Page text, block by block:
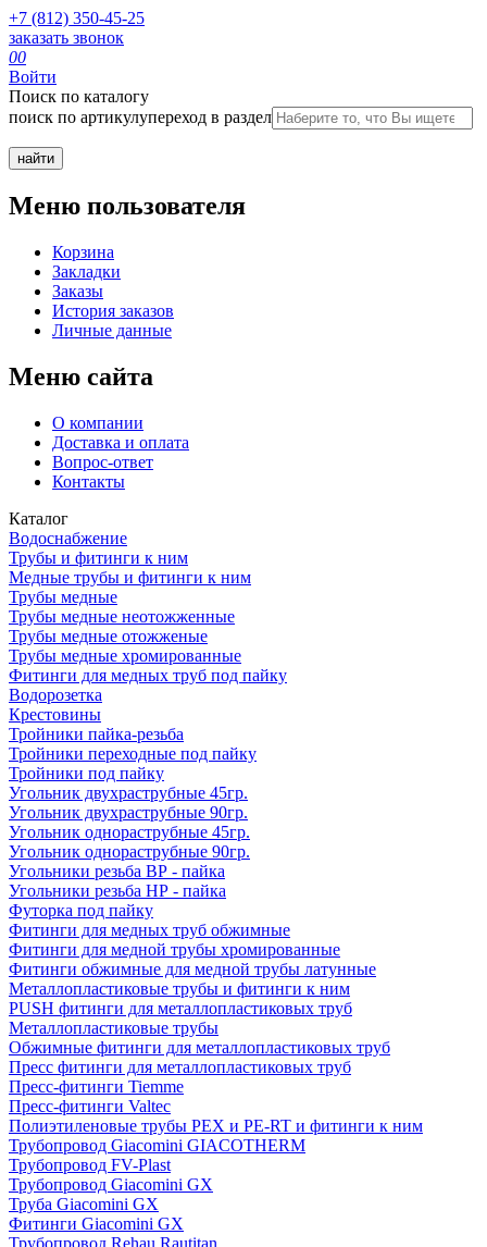
+7 (812) 350-45-25
заказать звонок
00
Войти
Поиск по каталогу
поиск по артикулупереход в раздел
Меню пользователя
Корзина
Закладки
Заказы
История заказов
Личные данные
Меню сайта
О компании
Доставка и оплата
Вопрос-ответ
Контакты
Каталог
Водоснабжение
Трубы и фитинги к ним
Медные трубы и фитинги к ним
Трубы медные
Трубы медные неотожженные
Трубы медные отожженые
Трубы медные хромированные
Фитинги для медных труб под пайку
Водорозетка
Крестовины
Тройники пайка-резьба
Тройники переходные под пайку
Тройники под пайку
Угольник двухраструбные 45гр.
Угольник двухраструбные 90гр.
Угольник однораструбные 45гр.
Угольник однораструбные 90гр.
Угольники резьба ВР - пайка
Угольники резьба НР - пайка
Футорка под пайку
Фитинги для медных труб обжимные
Фитинги для медной трубы хромированные
Фитинги обжимные для медной трубы латунные
Металлопластиковые трубы и фитинги к ним
PUSH фитинги для металлопластиковых труб
Металлопластиковые трубы
Обжимные фитинги для металлопластиковых труб
Пресс фитинги для металлопластиковых труб
Пресс-фитинги Tiemme
Пресс-фитинги Valtec
Полиэтиленовые трубы PEX и PE-RT и фитинги к ним
Трубопровод Giacomini GIACOTHERM
Трубопровод FV-Plast
Трубопровод Giacomini GX
Труба Giacomini GX
Фитинги Giacomini GX
Трубопровод Rehau Rautitan